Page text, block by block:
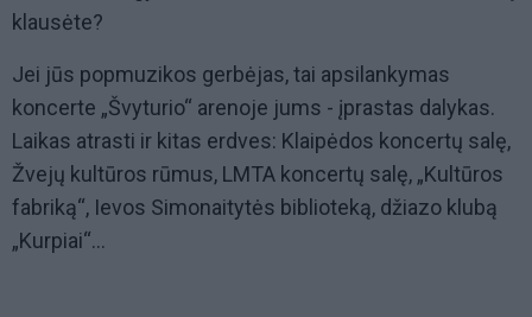
klausėte?
Jei jūs popmuzikos gerbėjas, tai apsilankymas
koncerte „Švyturio“ arenoje jums - įprastas dalykas.
Laikas atrasti ir kitas erdves: Klaipėdos koncertų salę,
Žvejų kultūros rūmus, LMTA koncertų salę, „Kultūros
fabriką“, Ievos Simonaitytės biblioteką, džiazo klubą
„Kurpiai“...